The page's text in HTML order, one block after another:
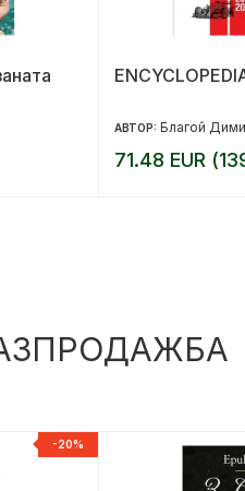
АВТОР: Благой
71.48 EUR
-20%